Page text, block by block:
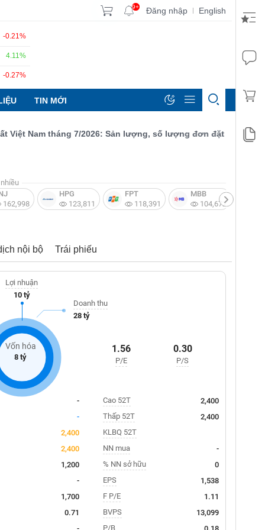
9+ Đăng nhập | English
-0.21%
4.11%
-0.27%
TIN MỚI
Nam tháng 7/2026: Sản lượng, số lượng đơn đặt hàng mới và
162,998
HPG
123,811
FPT
118,391
MBB
104,672
nội bộ Trái phiếu
Vốn hóa
8 tỷ
Lợi nhuận
10 tỷ
Doanh thu
28 tỷ
1.56
P/E
0.30
P/S
-
-
2,400
2,400
1,200
-
1,700
0.71
-
Cao 52T
2,400
Thấp 52T
2,400
KLBQ 52T
NN mua
-
% NN sở hữu
0
EPS
1,538
F P/E
1.11
BVPS
13,099
P/B
0.18